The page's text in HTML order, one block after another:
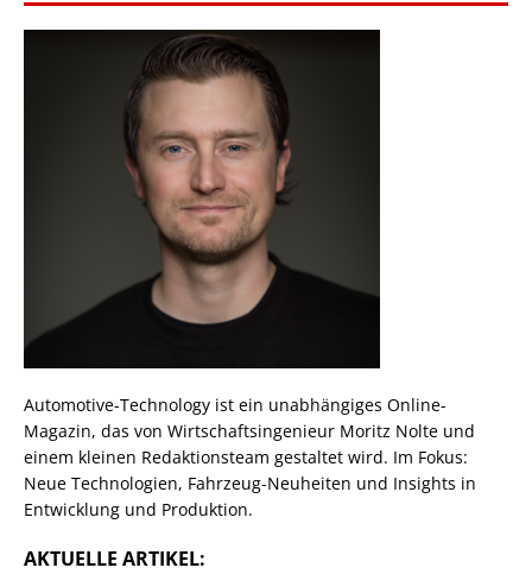
Automotive-Technology ist ein unabhängiges Online-
Magazin, das von Wirtschaftsingenieur Moritz Nolte und
einem kleinen Redaktionsteam gestaltet wird. Im Fokus:
Neue Technologien, Fahrzeug-Neuheiten und Insights in
Entwicklung und Produktion.
AKTUELLE ARTIKEL: